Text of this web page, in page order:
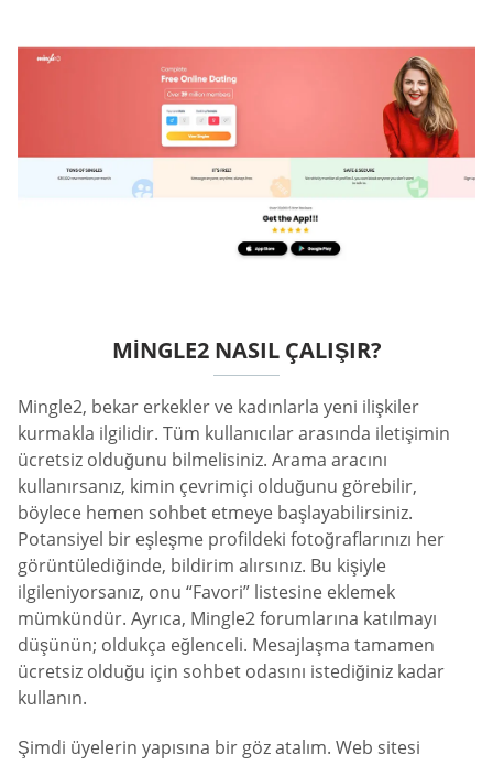
MINGLE2 NASIL ÇALIŞIR?
Mingle2, bekar erkekler ve kadınlarla yeni ilişkiler
kurmakla ilgilidir. Tüm kullanıcılar arasında iletişimin
ücretsiz olduğunu bilmelisiniz. Arama aracını
kullanırsanız, kimin çevrimiçi olduğunu görebilir,
böylece hemen sohbet etmeye başlayabilirsiniz.
Potansiyel bir eşleşme profildeki fotoğraflarınızı her
görüntülediğinde, bildirim alırsınız. Bu kişiyle
ilgileniyorsanız, onu “Favori” listesine eklemek
mümkündür. Ayrıca, Mingle2 forumlarına katılmayı
düşünün; oldukça eğlenceli. Mesajlaşma tamamen
ücretsiz olduğu için sohbet odasını istediğiniz kadar
kullanın.
Şimdi üyelerin yapısına bir göz atalım. Web sitesi